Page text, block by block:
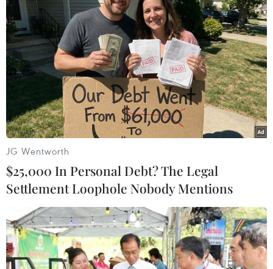
#Thỏa thuận an ninh
#Australia-Mỹ
#Tàu ngầm
Australia
Pháp
Theo dõi VietnamPlus
TIN LIÊN QUAN
JG Wentworth
$25,000 In Personal Debt? The Legal
Settlement Loophole Nobody Mentions